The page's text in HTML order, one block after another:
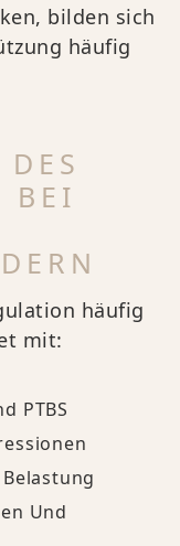
bilden sich
häufig
BEI
häufig
mit:
PTBS
Und